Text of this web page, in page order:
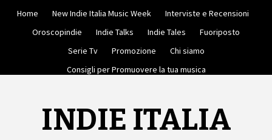
content
Home New Indie Italia Music Week
Interviste e Recensioni
Oroscopindie
Indie Talks Indie Tales
Fuoriposto
Serie Tv
Promozione
Chi siamo
Consigli per Promuovere la tua musica
INDIE ITALIA